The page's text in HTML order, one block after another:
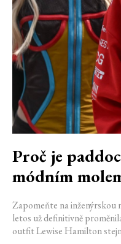
Proč je
módním
Zapomeňte na inženýrskou
letos už definitivně
outfit Lewise Hamilton